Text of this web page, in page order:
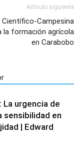
Artículo siguiente
Científico-Campesina
la formación agrícola
en Carabobo
La urgencia de
sensibilidad en
| Edward